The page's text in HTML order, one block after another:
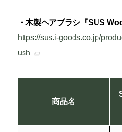
・木製ヘアブラシ『SUS
https://sus.i-goods.co.jp/
ush
商品名